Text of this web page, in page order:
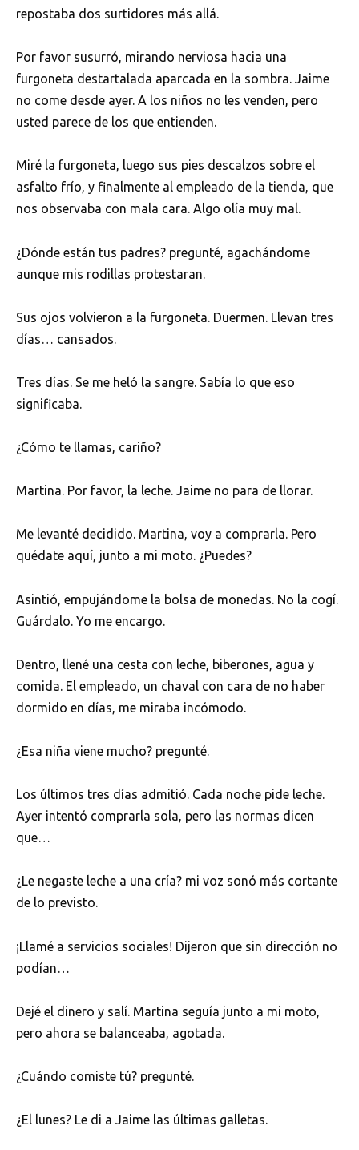
repostaba dos surtidores más allá.
Por favor susurró, mirando nerviosa hacia una
furgoneta destartalada aparcada en la sombra. Jaime
no come desde ayer. A los niños no les venden, pero
usted parece de los que entienden.
Miré la furgoneta, luego sus pies descalzos sobre el
asfalto frío, y finalmente al empleado de la tienda, que
nos observaba con mala cara. Algo olía muy mal.
¿Dónde están tus padres? pregunté, agachándome
aunque mis rodillas protestaran.
Sus ojos volvieron a la furgoneta. Duermen. Llevan tres
días… cansados.
Tres días. Se me heló la sangre. Sabía lo que eso
significaba.
¿Cómo te llamas, cariño?
Martina. Por favor, la leche. Jaime no para de llorar.
Me levanté decidido. Martina, voy a comprarla. Pero
quédate aquí, junto a mi moto. ¿Puedes?
Asintió, empujándome la bolsa de monedas. No la cogí.
Guárdalo. Yo me encargo.
Dentro, llené una cesta con leche, biberones, agua y
comida. El empleado, un chaval con cara de no haber
dormido en días, me miraba incómodo.
¿Esa niña viene mucho? pregunté.
Los últimos tres días admitió. Cada noche pide leche.
Ayer intentó comprarla sola, pero las normas dicen
que…
¿Le negaste leche a una cría? mi voz sonó más cortante
de lo previsto.
¡Llamé a servicios sociales! Dijeron que sin dirección no
podían…
Dejé el dinero y salí. Martina seguía junto a mi moto,
pero ahora se balanceaba, agotada.
¿Cuándo comiste tú? pregunté.
¿El lunes? Le di a Jaime las últimas galletas.